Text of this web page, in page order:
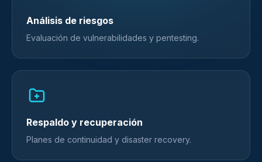
Análisis de riesgos
Evaluación de vulnerabilidades y pentesting.
Respaldo y recuperación
Planes de continuidad y disaster recovery.